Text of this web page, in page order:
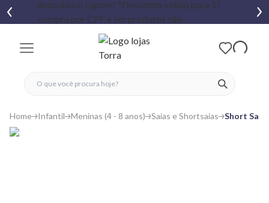
ver
fechar menu
fechar menu
favoritos
Home Infantil Meninas (4 - 8 anos) Saias e Shortsaias Short Saia